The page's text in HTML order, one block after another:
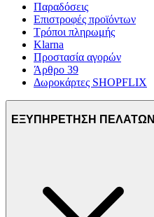
Παραδόσεις
Επιστροφές προϊόντων
Τρόποι πληρωμής
Klarna
Προστασία αγορών
Άρθρο 39
Δωροκάρτες SHOPFLIX
ΕΞΥΠΗΡΕΤΗΣΗ ΠΕΛΑΤΩΝ